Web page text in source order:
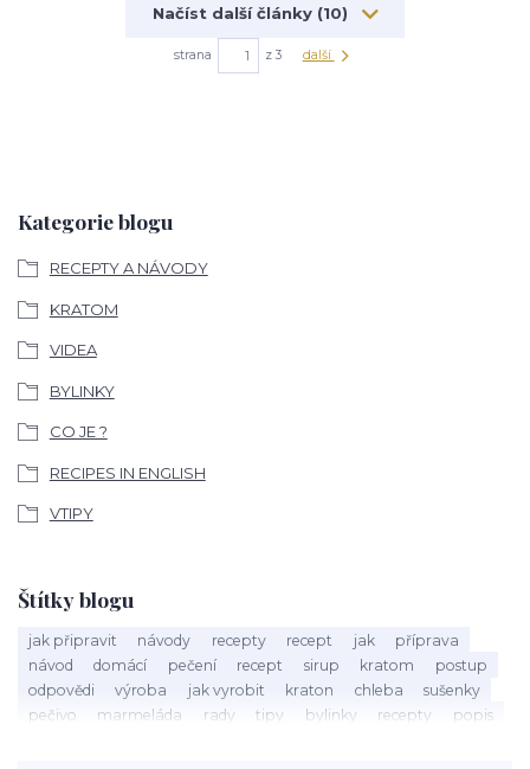
Kategorie blogu
RECEPTY A NÁVODY
KRATOM
VIDEA
BYLINKY
CO JE ?
RECIPES IN ENGLISH
VTIPY
Štítky blogu
jak připravit návody recepty recept jak
příprava
návod
domácí pečení recept sirup kratom
postup
odpovědi
výroba jak vyrobit kraton chleba
sušenky
pečivo
marmeláda rady tipy bylinky recepty
popis
Načíst další články (10)
strana z 3 další